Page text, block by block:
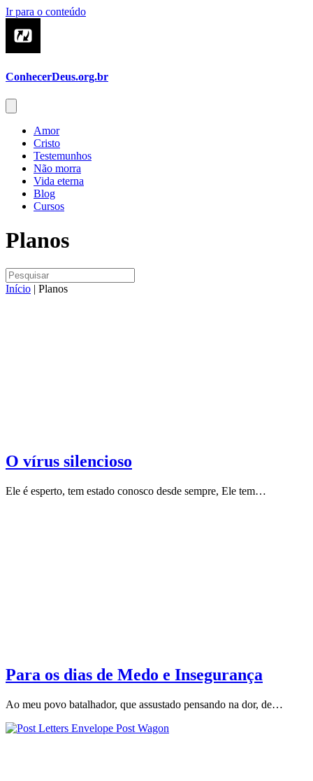
Ir para o conteúdo
ConhecerDeus.org.br
Amor
Cristo
Testemunhos
Não morra
Vida eterna
Blog
Cursos
Planos
Início | Planos
O vírus silencioso
Ele é esperto, tem estado conosco desde sempre, Ele tem…
Para os dias de Medo e Insegurança
Ao meu povo batalhador, que assustado pensando na dor, de…